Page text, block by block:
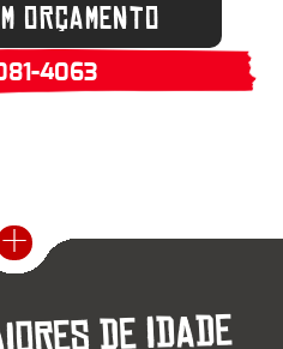
ORÇAMENTO
4063
+
DE IDADE